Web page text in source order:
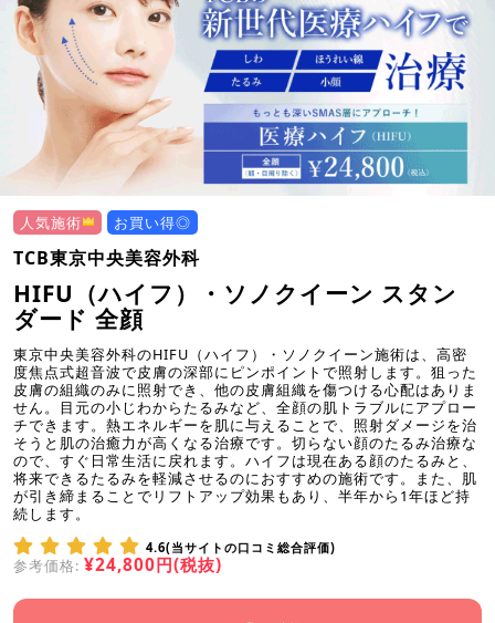
人気施術 お買い得◎
TCB東京中央美容外科
HIFU（ハイフ）・ソノクイーン スタン
ダード 全顔
東京中央美容外科のHIFU（ハイフ）・ソノクイーン施術は、高密
度焦点式超音波で皮膚の深部にピンポイントで照射します。狙った
皮膚の組織のみに照射でき、他の皮膚組織を傷つける心配はありま
せん。目元の小じわからたるみなど、全顔の肌トラブルにアプロー
チできます。熱エネルギーを肌に与えることで、照射ダメージを治
そうと肌の治癒力が高くなる治療です。切らない顔のたるみ治療な
ので、すぐ日常生活に戻れます。ハイフは現在ある顔のたるみと、
将来できるたるみを軽減させるのにおすすめの施術です。また、肌
が引き締まることでリフトアップ効果もあり、半年から1年ほど持
続します。
4.6(当サイトの口コミ総合評価)
参考価格: ¥24,800円(税抜)